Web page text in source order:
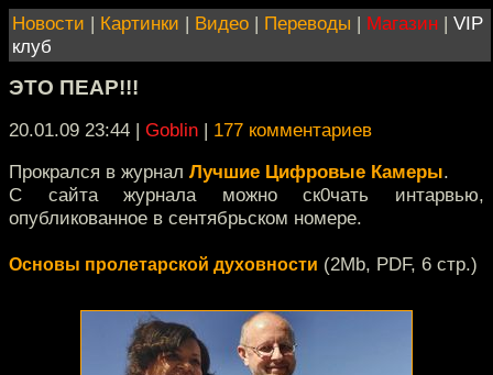
Новости | Картинки | Видео | Переводы | Магазин | VIP
клуб
ЭТО ПЕАР!!!
20.01.09 23:44 | Goblin | 177 комментариев
Прокрался в журнал Лучшие Цифровые Камеры.
С сайта журнала можно ск0чать интарвью,
опубликованное в сентябрьском номере.
Основы пролетарской духовности (2Mb, PDF, 6 стр.)